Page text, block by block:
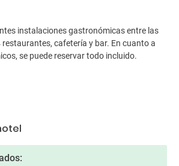
instalaciones gastronómicas entre las
restaurantes, cafetería y bar. En cuanto a
se puede reservar todo incluido.